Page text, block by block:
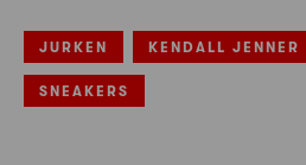
JURKEN KENDALL JENNER
SNEAKERS